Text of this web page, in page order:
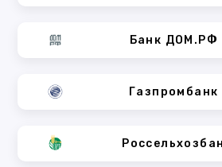
Банк ДОМ.РФ
Газпромбанк